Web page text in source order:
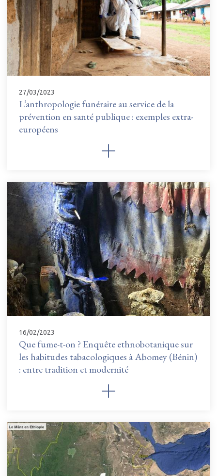
27/03/2023
L’anthropologie funéraire au service de la
prévention en santé publique : exemples extra-
européens
16/02/2023
Que fume-t-on ? Enquête ethnobotanique sur
les habitudes tabacologiques à Abomey (Bénin)
: entre tradition et modernité